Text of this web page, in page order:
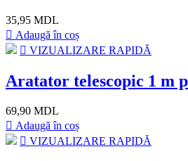
35,95 MDL
Adaugă în coș
VIZUALIZARE RAPIDĂ
Aratator telescopic 1 m
69,90 MDL
Adaugă în coș
VIZUALIZARE RAPIDĂ